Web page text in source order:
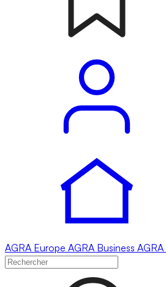
AGRA Europe AGRA Business AGRA